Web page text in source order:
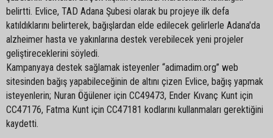
belirtti. Evlice, TAD Adana Şubesi olarak bu projeye ilk defa
katıldıklarını belirterek, bağışlardan elde edilecek gelirlerle Adana'da
alzheimer hasta ve yakınlarına destek verebilecek yeni projeler
geliştireceklerini söyledi.
Kampanyaya destek sağlamak isteyenler “adimadim.org” web
sitesinden bağış yapabileceğinin de altını çizen Evlice, bağış yapmak
isteyenlerin; Nuran Öğülener için CC49473, Ender Kıvanç Kunt için
CC47176, Fatma Kunt için CC47181 kodlarını kullanmaları gerektiğini
kaydetti.